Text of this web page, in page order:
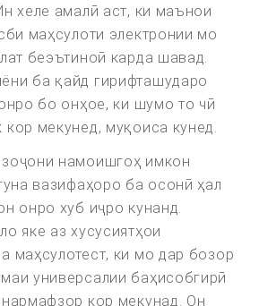
хеле амалӣ аст, ки маънои
маҳсулоти электронии мо
беэътиноӣ карда шавад.
ба қайд гирифташударо
бо онҳое, ки шумо то чӣ
мекунед, муқоиса кунед.
намоишгоҳ имкон
вазифаҳоро ба осонӣ ҳал
онро хуб иҷро кунанд.
яке аз хусусиятҳои
маҳсулотест, ки мо дар бозор
универсалии баҳисобгирӣ
кор мекунад. Он